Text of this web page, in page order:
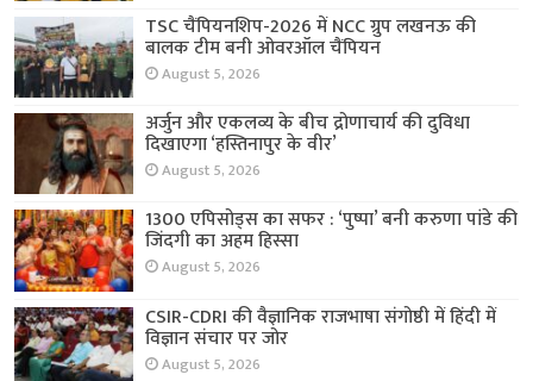
TSC चैंपियनशिप-2026 में NCC ग्रुप लखनऊ की
बालक टीम बनी ओवरऑल चैंपियन
August 5, 2026
अर्जुन और एकलव्य के बीच द्रोणाचार्य की दुविधा
दिखाएगा ‘हस्तिनापुर के वीर’
August 5, 2026
1300 एपिसोड्स का सफर : ‘पुष्पा’ बनी करुणा पांडे की
जिंदगी का अहम हिस्सा
August 5, 2026
CSIR-CDRI की वैज्ञानिक राजभाषा संगोष्ठी में हिंदी में
विज्ञान संचार पर जोर
August 5, 2026